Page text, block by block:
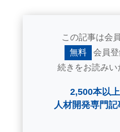
この記事は会
無料
会員登
続きをお読みい
2,500本以
人材開発専門記